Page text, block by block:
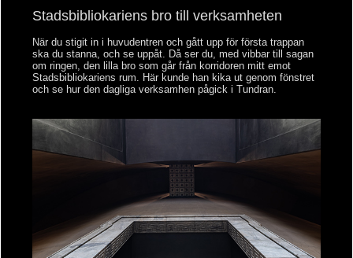
Stadsbibliokariens bro till verksamheten
När du stigit in i huvudentren och gått upp för första trappan
ska du stanna, och se uppåt. Då ser du, med vibbar till sagan
om ringen, den lilla bro som går från korridoren mitt emot
Stadsbibliokariens rum. Här kunde han kika ut genom fönstret
och se hur den dagliga verksamhen pågick i Tundran.